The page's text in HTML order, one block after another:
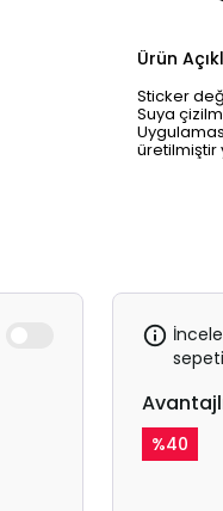
Ürün
Sticker
Suya
üretilmiştir
%40